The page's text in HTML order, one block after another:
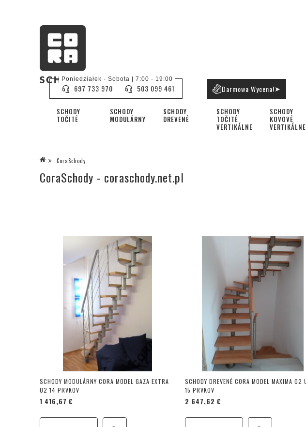
SCHODY
TOČITÉ
SCHODY
MODULÁRNY
SCHODY
DREVENÉ
SCHODY
TOČITÉ
VERTIKÁLNE
SCHODY
KOVOVÉ
VERTIKÁLNE
Poniedziałek - Sobota | 7:00 - 19:00
697 733 970 503 099 461 Darmowa Wycena!➤
CoraSchody
CoraSchody - coraschody.net.pl
SCHODY MODULÁRNY CORA MODEL GAZA EXTRA
02 14 PRVKOV
1 416,67 €
SCHODY DREVENÉ CORA MODEL MAXIMA 02
15 PRVKOV
2 647,62 €